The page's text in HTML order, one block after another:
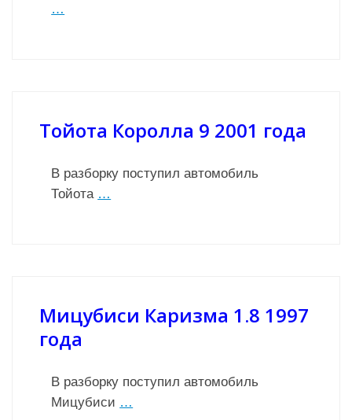
…
Тойота Королла 9 2001 года
В разборку поступил автомобиль
Тойота …
Мицубиси Каризма 1.8 1997
года
В разборку поступил автомобиль
Мицубиси …